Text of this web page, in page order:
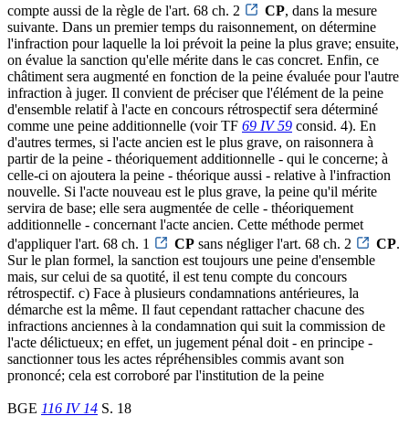
compte aussi de la règle de l'art. 68 ch. 2
CP, dans la mesure
suivante. Dans un premier temps du raisonnement, on détermine
l'infraction pour laquelle la loi prévoit la peine la plus grave; ensuite,
on évalue la sanction qu'elle mérite dans le cas concret. Enfin, ce
châtiment sera augmenté en fonction de la peine évaluée pour l'autre
infraction à juger. Il convient de préciser que l'élément de la peine
d'ensemble relatif à l'acte en concours rétrospectif sera déterminé
comme une peine additionnelle (voir TF 69 IV 59 consid. 4). En
d'autres termes, si l'acte ancien est le plus grave, on raisonnera à
partir de la peine - théoriquement additionnelle - qui le concerne; à
celle-ci on ajoutera la peine - théorique aussi - relative à l'infraction
nouvelle. Si l'acte nouveau est le plus grave, la peine qu'il mérite
servira de base; elle sera augmentée de celle - théoriquement
additionnelle - concernant l'acte ancien. Cette méthode permet
d'appliquer l'art. 68 ch. 1
CP sans négliger l'art. 68 ch. 2 CP.
Sur le plan formel, la sanction est toujours une peine d'ensemble
mais, sur celui de sa quotité, il est tenu compte du concours
rétrospectif. c) Face à plusieurs condamnations antérieures, la
démarche est la même. Il faut cependant rattacher chacune des
infractions anciennes à la condamnation qui suit la commission de
l'acte délictueux; en effet, un jugement pénal doit - en principe -
sanctionner tous les actes répréhensibles commis avant son
prononcé; cela est corroboré par l'institution de la peine
BGE 116 IV 14 S. 18